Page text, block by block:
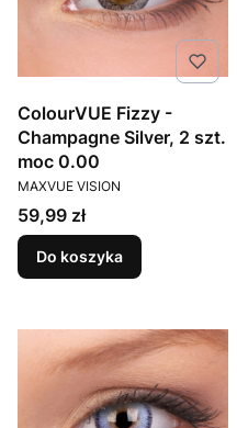
ColourVUE Fizzy -
Champagne Silver, 2 szt.
moc 0.00
PRODUCENT
MAXVUE VISION
Cena
59,99 zł
Do koszyka